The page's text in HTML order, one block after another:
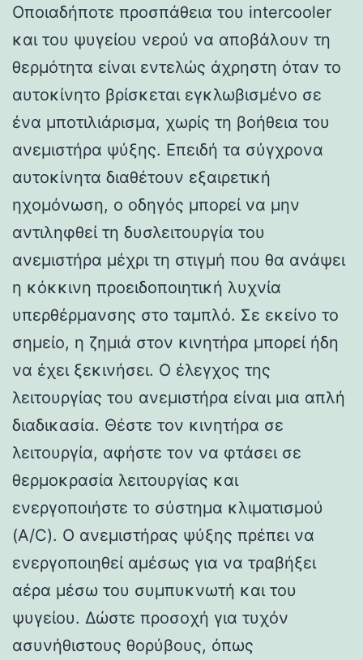
Οποιαδήποτε προσπάθεια του intercooler
και του ψυγείου νερού να αποβάλουν τη
θερμότητα είναι εντελώς άχρηστη όταν το
αυτοκίνητο βρίσκεται εγκλωβισμένο σε
ένα μποτιλιάρισμα, χωρίς τη βοήθεια του
ανεμιστήρα ψύξης. Επειδή τα σύγχρονα
αυτοκίνητα διαθέτουν εξαιρετική
ηχομόνωση, ο οδηγός μπορεί να μην
αντιληφθεί τη δυσλειτουργία του
ανεμιστήρα μέχρι τη στιγμή που θα ανάψει
η κόκκινη προειδοποιητική λυχνία
υπερθέρμανσης στο ταμπλό. Σε εκείνο το
σημείο, η ζημιά στον κινητήρα μπορεί ήδη
να έχει ξεκινήσει. Ο έλεγχος της
λειτουργίας του ανεμιστήρα είναι μια απλή
διαδικασία. Θέστε τον κινητήρα σε
λειτουργία, αφήστε τον να φτάσει σε
θερμοκρασία λειτουργίας και
ενεργοποιήστε το σύστημα κλιματισμού
(A/C). Ο ανεμιστήρας ψύξης πρέπει να
ενεργοποιηθεί αμέσως για να τραβήξει
αέρα μέσω του συμπυκνωτή και του
ψυγείου. Δώστε προσοχή για τυχόν
ασυνήθιστους θορύβους, όπως